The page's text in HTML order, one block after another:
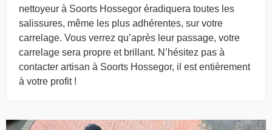
nettoyeur à Soorts Hossegor éradiquera toutes les
salissures, même les plus adhérentes, sur votre
carrelage. Vous verrez qu’après leur passage, votre
carrelage sera propre et brillant. N’hésitez pas à
contacter artisan à Soorts Hossegor, il est entièrement
à votre profit !